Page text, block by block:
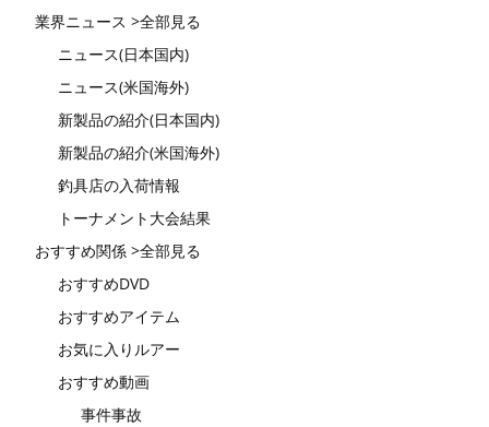
業界ニュース >全部見る
ニュース(日本国内)
ニュース(米国海外)
新製品の紹介(日本国内)
新製品の紹介(米国海外)
釣具店の入荷情報
トーナメント大会結果
おすすめ関係 >全部見る
おすすめDVD
おすすめアイテム
お気に入りルアー
おすすめ動画
事件事故